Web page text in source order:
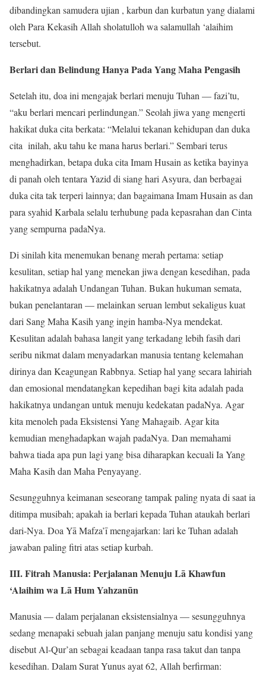
dibandingkan samudera ujian , karbun dan kurbatun yang dialami
oleh Para Kekasih Allah sholatulloh wa salamullah ‘alaihim
tersebut.
Berlari dan Belindung Hanya Pada Yang Maha Pengasih
Setelah itu, doa ini mengajak berlari menuju Tuhan — fazi’tu,
“aku berlari mencari perlindungan.” Seolah jiwa yang mengerti
hakikat duka cita berkata: “Melalui tekanan kehidupan dan duka
cita inilah, aku tahu ke mana harus berlari.” Sembari terus
menghadirkan, betapa duka cita Imam Husain as ketika bayinya
di panah oleh tentara Yazid di siang hari Asyura, dan berbagai
duka cita tak terperi lainnya; dan bagaimana Imam Husain as dan
para syahid Karbala selalu terhubung pada kepasrahan dan Cinta
yang sempurna padaNya.
Di sinilah kita menemukan benang merah pertama: setiap
kesulitan, setiap hal yang menekan jiwa dengan kesedihan, pada
hakikatnya adalah Undangan Tuhan. Bukan hukuman semata,
bukan penelantaran — melainkan seruan lembut sekaligus kuat
dari Sang Maha Kasih yang ingin hamba-Nya mendekat.
Kesulitan adalah bahasa langit yang terkadang lebih fasih dari
seribu nikmat dalam menyadarkan manusia tentang kelemahan
dirinya dan Keagungan Rabbnya. Setiap hal yang secara lahiriah
dan emosional mendatangkan kepedihan bagi kita adalah pada
hakikatnya undangan untuk menuju kedekatan padaNya. Agar
kita menoleh pada Eksistensi Yang Mahagaib. Agar kita
kemudian menghadapkan wajah padaNya. Dan memahami
bahwa tiada apa pun lagi yang bisa diharapkan kecuali Ia Yang
Maha Kasih dan Maha Penyayang.
Sesungguhnya keimanan seseorang tampak paling nyata di saat ia
ditimpa musibah; apakah ia berlari kepada Tuhan ataukah berlari
dari-Nya. Doa Yā Mafza’ī mengajarkan: lari ke Tuhan adalah
jawaban paling fitri atas setiap kurbah.
III. Fitrah Manusia: Perjalanan Menuju Lā Khawfun
‘Alaihim wa Lā Hum Yahzanūn
Manusia — dalam perjalanan eksistensialnya — sesungguhnya
sedang menapaki sebuah jalan panjang menuju satu kondisi yang
disebut Al-Qur’an sebagai keadaan tanpa rasa takut dan tanpa
kesedihan. Dalam Surat Yunus ayat 62, Allah berfirman: